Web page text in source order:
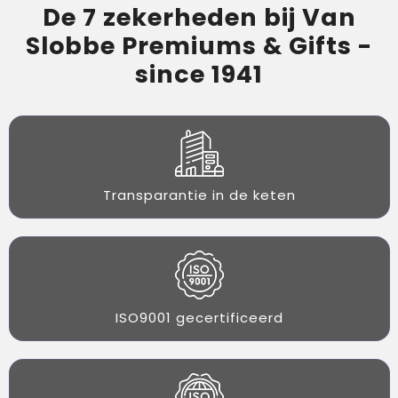
De 7 zekerheden bij Van
Slobbe Premiums & Gifts -
since 1941
Transparantie in de keten
ISO9001 gecertificeerd